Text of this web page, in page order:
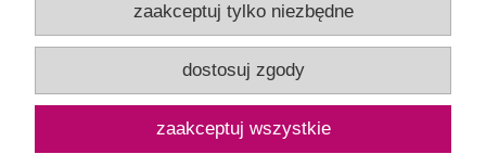
Panel Klienta
Zakupy
Pomoc
zaakceptuj tylko niezbędne
dostosuj zgody
zaakceptuj wszystkie